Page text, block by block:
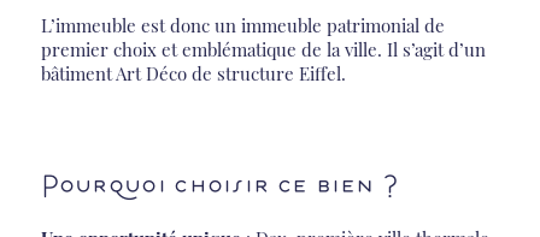
L’immeuble est donc un immeuble patrimonial de
premier choix et emblématique de la ville. Il s’agit d’un
bâtiment Art Déco de structure Eiffel.
Pourquoi choisir ce bien ?